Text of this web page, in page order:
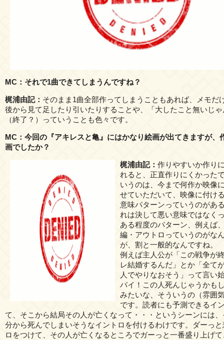
MC：それで1曲できてしまうんですね？
梶浦由記： そのまま1曲全部作ってしまうこともあれば、メモだ
後から見て足したり引いたりすることや、「大したこと無いじ
（終了？）っていうことも色々です。
MC：今回の『アキレスと亀』にはかなり絵画が出てきますが、
画でしたか？
梶浦由記： 作りやすいか作り
れると、正直作りにくかった
いうのは、今まで何作か映像
せていただいて、映像に付け
意味パターンっていうのがあ
れは決して悪い意味ではなく
ある程度のパターン、例えば
編・アウトロっていうのがな
が、割と一般的なんですね。
例えば主人公が「この戦争が
レ結婚するんだ」とか「全て
人でやりなおそう」って言い
バイ！この人死んじゃうかも
みたいな、そういうの（雰囲
です。読者にも予測できるイ
て、そこから結局その人が亡くなって・・・というシーンには
分から死んでしまいそうなイントロを付けるわけです。ダーっ
ロをつけて、その人が亡くなるところでガーっと一番盛り上げ